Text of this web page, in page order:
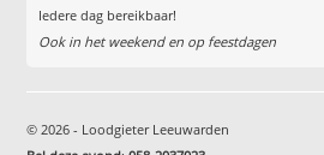
Iedere dag bereikbaar!
Ook in het weekend en op feestdagen
© 2026 - Loodgieter Leeuwarden